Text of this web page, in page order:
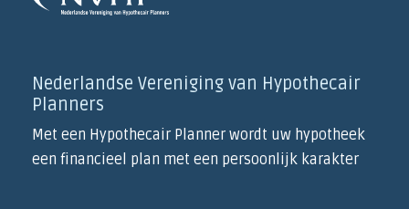
Nederlandse Vereniging van Hypothecair
Planners
Met een Hypothecair Planner wordt uw hypotheek
een financieel plan met een persoonlijk karakter